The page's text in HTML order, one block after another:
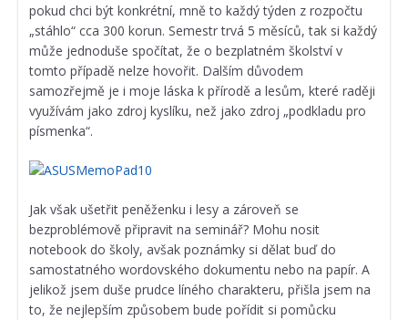
pokud chci být konkrétní, mně to každý týden z rozpočtu
„stáhlo“ cca 300 korun. Semestr trvá 5 měsíců, tak si každý
může jednoduše spočítat, že o bezplatném školství v
tomto případě nelze hovořit. Dalším důvodem
samozřejmě je i moje láska k přírodě a lesům, které raději
využívám jako zdroj kyslíku, než jako zdroj „podkladu pro
písmenka“.
Jak však ušetřit peněženku i lesy a zároveň se
bezproblémově připravit na seminář? Mohu nosit
notebook do školy, avšak poznámky si dělat buď do
samostatného wordovského dokumentu nebo na papír. A
jelikož jsem duše prudce líného charakteru, přišla jsem na
to, že nejlepším způsobem bude pořídit si pomůcku